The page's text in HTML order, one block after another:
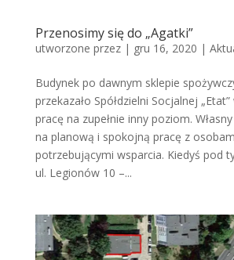
Przenosimy się do „Agatki”
utworzone przez | gru 16, 2020 |
Budynek po dawnym sklepie
przekazało Spółdzielni Socjalnej
pracę na zupełnie inny poziom.
na planową i spokojną pracę z
potrzebującymi wsparcia. Kiedyś pod
ul. Legionów 10 –...